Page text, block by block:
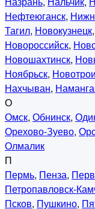
Нефтеюганск,
Тагил, Новокузнецк,
Новороссийск,
Новошахтинск,
Ноябрьск,
Нахчыван,
О
Омск, Обнинск,
Орехово-Зуево,
Олмалик
П
Пермь, Пенза,
Петропавловск-
Псков, Пушкино,